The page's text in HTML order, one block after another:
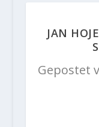
JAN
Gepostet